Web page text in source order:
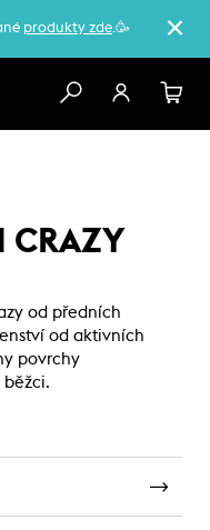
produkty zde.🥳
CRAZY
od předních
od aktivních
povrchy